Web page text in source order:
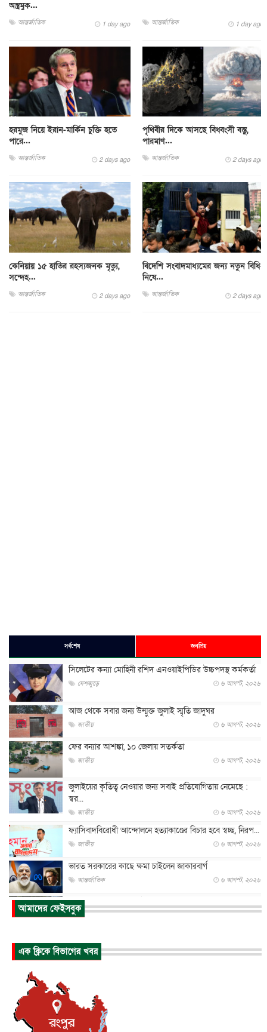
অস্ত্রমুক...
আন্তর্জাতিক 1 day ago আন্তর্জাতিক 1 day ago
হরমুজ নিয়ে ইরান-মার্কিন চুক্তি হতে
পারে...
আন্তর্জাতিক 2 days ago
পৃথিবীর দিকে আসছে বিধ্বংসী বস্তু,
পারমাণ...
আন্তর্জাতিক 2 days ago
কেনিয়ায় ১৫ হাতির রহস্যজনক মৃত্যু,
সন্দেহ...
আন্তর্জাতিক 2 days ago
বিদেশি সংবাদমাধ্যমের জন্য নতুন বিধি-
নিষে...
আন্তর্জাতিক 2 days ago
সর্বশেষ জনপ্রিয়
সিলেটের কন্যা মোহিনী রশিদ এনওয়াইপিডির উচ্চপদস্থ কর্মকর্তা
দেশজুড়ে ৬ আগস্ট, ২০২৬
আজ থেকে সবার জন্য উন্মুক্ত জুলাই স্মৃতি জাদুঘর
জাতীয় ৬ আগস্ট, ২০২৬
ফের বন্যার আশঙ্কা, ১০ জেলায় সতর্কতা
জাতীয় ৬ আগস্ট, ২০২৬
জুলাইয়ের কৃতিত্ব নেওয়ার জন্য সবাই প্রতিযোগিতায় নেমেছে :
স্বর...
জাতীয় ৬ আগস্ট, ২০২৬
ফ্যাসিবাদবিরোধী আন্দোলনে হত্যাকাণ্ডের বিচার হবে স্বচ্ছ, নিরপ...
জাতীয় ৬ আগস্ট, ২০২৬
ভারত সরকারের কাছে ক্ষমা চাইলেন জাকারবার্গ
আন্তর্জাতিক ৬ আগস্ট, ২০২৬
আকাশে ট্রাম্পের হেলিকপ্টার ও যাত্রীবাহী বিমান মুখোমুখি, তদন্...
আন্তর্জাতিক
আন্তর্জাতিক ৬ আগস্ট, ২০২৬
টি-টোয়েন্টি ইতিহাসের সর্বোচ্চ রানের মালিক এখন জস বাটলার
আমাদের ফেইসবুক
এক ক্লিকে বিভাগের খবর